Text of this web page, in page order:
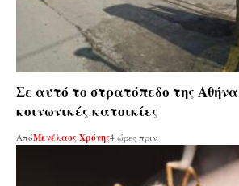
Σε αυτό το στρατόπεδο της
κοινωνικές κατοικίες
ΑπόΜενέλαος Χρόνης4 ώρες πριν